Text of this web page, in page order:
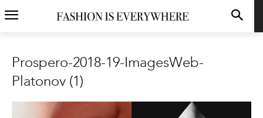
Prospero-2018-19-ImagesWeb-
Platonov (1)